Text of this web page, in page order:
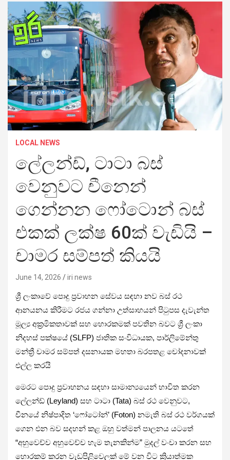
LOCAL NEWS
ලේලන්ඩ්, ටාටා බස්
වෙනුවට චීනෙන්
ගෙන්නන ෆෝටොන් බස්
එකක් ලක්ෂ 60ක් වැඩියි –
චාමර සම්පත් කියයි
June 14, 2026 iri news
ශ්‍රී ලංකාවේ පොදු ප්‍රවාහන සේවය සඳහා නව බස් රථ
ආනයනය කිරීමට රජය ගන්නා උත්සාහයන් පිටුපස දැවැන්ත
මූල්‍ය අක්‍රමිකතාවක් සහ හොරකමක් පවතින බවට ශ්‍රී ලංකා
නිදහස් පක්ෂයේ (SLFP) ජාතික සංවිධායක, පාර්ලිමේන්තු
මන්ත්‍රී චාමර සම්පත් දසනායක මහතා බරපතළ චෝදනාවක්
එල්ල කරයි
මෙරට පොදු ප්‍රවාහනය සඳහා සාමාන්‍යයෙන් භාවිත කරන
ලේලන්ඩ් (Leyland) සහ ටාටා (Tata) බස් රථ වෙනුවට,
චීනයේ නිෂ්පාදිත ‘ෆෝටෝන්’ (Foton) නමැති බස් රථ වර්ගයක්
ගෙන එන බව සදහන් කළ ඔහු වත්මන් පාලනය යටතේ
“අහුවෙච්ච අහුවෙච්ච හැම තැනකින්ම” මුදල් වංචා කරන සහ
හොරකම් කරන වැඩපිළිවෙලක් මේ වන විට ක්‍රියාත්මක